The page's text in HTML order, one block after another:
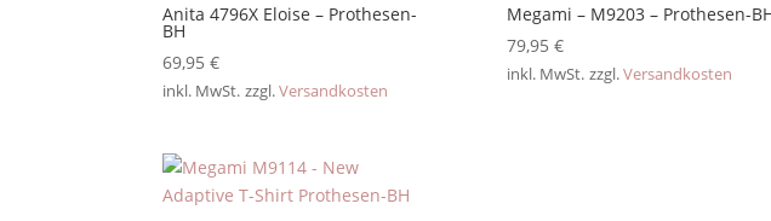
Anita 4796X Eloise – Prothesen-
BH
69,95€
inkl. MwSt. zzgl.Versandkosten
Megami – M9203 – Prothesen-
79,95 €
inkl. MwSt. zzgl.Versandkosten